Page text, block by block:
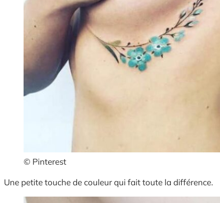
© Pinterest
Une petite touche de couleur qui fait toute la différence.